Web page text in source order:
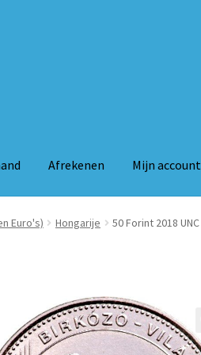
Afrekenen Mijn account
Mijn account Alg. voorw.
Euro's) Hongarije 50 Forint 2018 UNC